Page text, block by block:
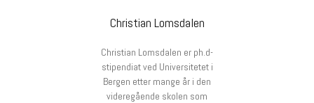
Christian Lomsdalen
Christian Lomsdalen er ph.d-
stipendiat ved Universitetet i
Bergen etter mange år i den
videregående skolen som